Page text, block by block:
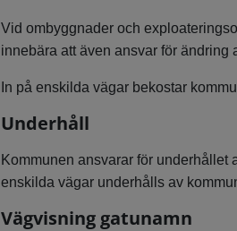
Vid ombyggnader och
innebära att även ansvar för ändring
In på enskilda vägar bekostar
Underhåll
Kommunen ansvarar för underhållet
enskilda vägar underhålls av
Vägvisning gatunamn